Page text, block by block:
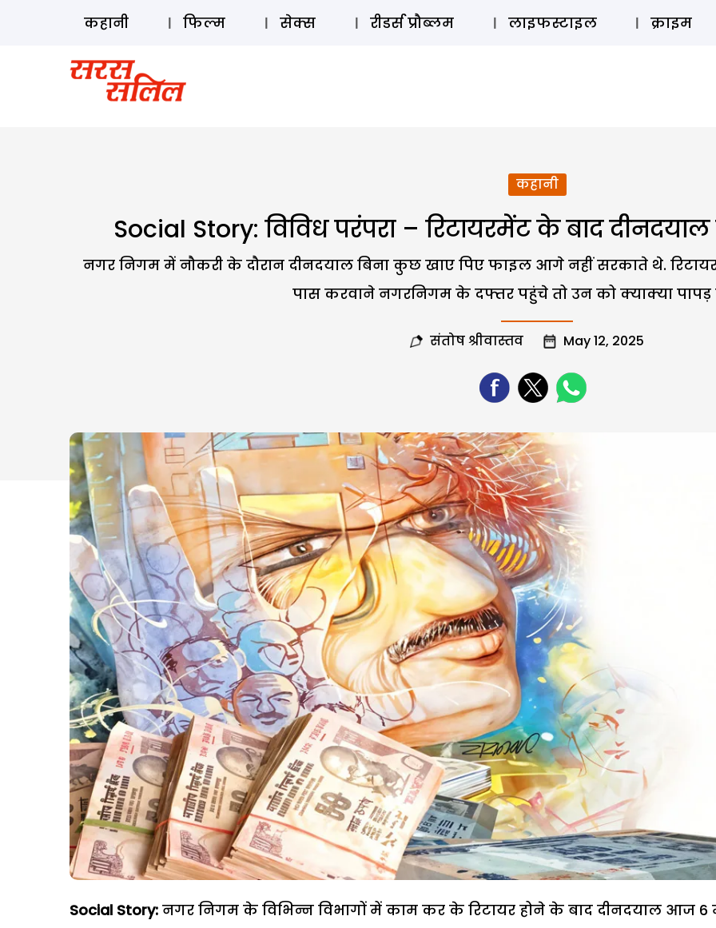
ऑडियो
कहानी फिल्म सेक्स रीडर्स प्रौब्लम लाइफस्टाइल क्राइम
कहानी
Social Story: विविध परंपरा – रिटायरमेंट के बाद
नगर निगम में नौकरी के दौरान दीनदयाल बिना कुछ खाए पिए फाइल आगे नहीं सरकाते थे.
पास करवाने नगरनिगम के दफ्तर पहुंचे तो उन को क्याक्या
संतोष श्रीवास्तव May 12, 2025
Social Story: नगर निगम के विभिन्न विभागों में काम कर के रिटायर होने के बाद दीनदयाल आज 6